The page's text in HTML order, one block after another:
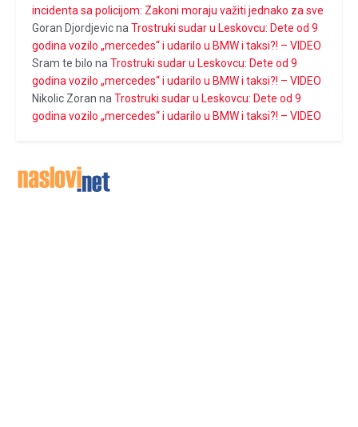
incidenta sa policijom: Zakoni moraju važiti jednako za sve
Goran Djordjevicna Trostruki sudar u Leskovcu: Dete od 9
godina vozilo „mercedes“ i udarilo u BMW i taksi?! – VIDEO
Sram te bilo na Trostruki sudar u Leskovcu: Dete od 9
godina vozilo „mercedes“ i udarilo u BMW i taksi?! – VIDEO
Nikolic Zoran na Trostruki sudar u Leskovcu: Dete od 9
godina vozilo „mercedes“ i udarilo u BMW i taksi?! – VIDEO